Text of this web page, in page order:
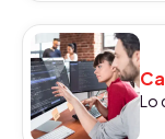
Lo